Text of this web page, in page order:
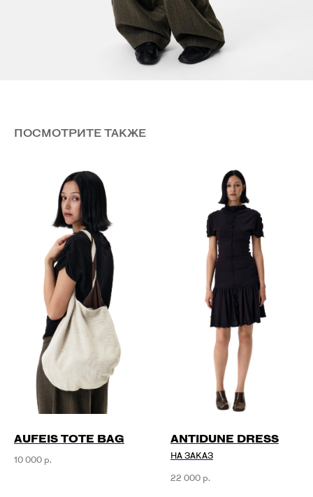
ПОСМОТРИТЕ ТАКЖЕ
AUFEIS TOTE BAG
10 000 р.
ANTIDUNE DRESS
НА ЗАКАЗ
22 000 р.
ПОДПИШИТЕСЬ НА НАШУ
Подписаться